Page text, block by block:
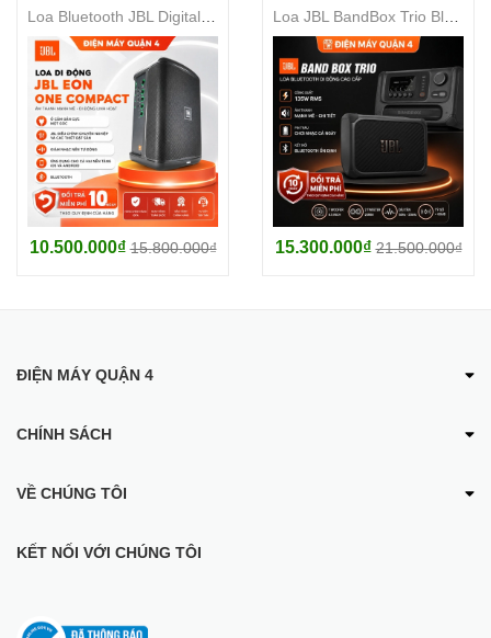
Hệ thống loa 3 đường tiếng: Với 2 loa bass 20cm, 1 loa
mid và 1 loa treble, KC279 New tái tạo âm thanh một cách
chân thực và sống động.
Công suất lớn:
Công suất 150W RMS mang đến âm
thanh mạnh mẽ, đủ sức khuấy động mọi bữa tiệc.
Công nghệ âm thanh hiện đại:Các công nghệ xử lý âm
thanh tiên tiến giúp tăng cường âm bass, cải thiện độ trong
trẻo của âm treble và tạo ra hiệu ứng âm thanh sống động.
Chỉnh sửa âm thanh linh hoạt:
Bạn có thể dễ dàng điều
chỉnh âm lượng, âm bass, âm treble để phù hợp với sở
Tính năng nổi bật
10.500.000₫15.800.000₫ 15.300.000₫21.500.000₫
ĐIỆN MÁY QUẬN 4
CHÍNH SÁCH
VỀ CHÚNG TÔI
KẾT NỐI VỚI CHÚNG TÔI